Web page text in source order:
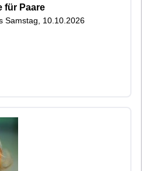
für Paare
Samstag, 10.10.2026